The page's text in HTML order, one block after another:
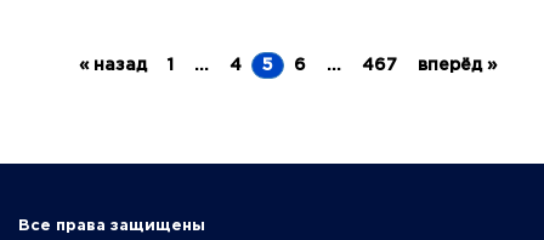
« назад 1 ... 4 5 6 ... 467 вперёд »
Все права защищены